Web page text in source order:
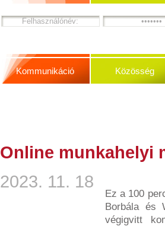
Kommunikáció Közösség
Online munkahelyi
2023. 11. 18
Ez a 100
Borbála és
végigvitt